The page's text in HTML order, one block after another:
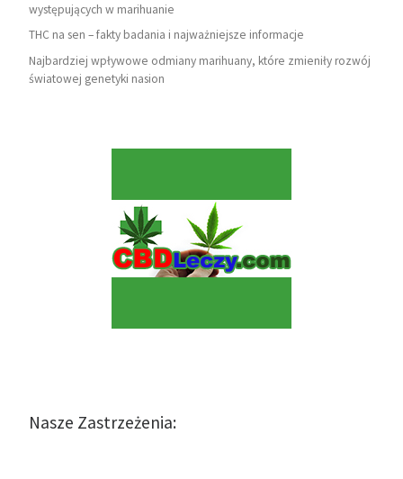
występujących w marihuanie
THC na sen – fakty badania i najważniejsze informacje
Najbardziej wpływowe odmiany marihuany, które zmieniły rozwój
światowej genetyki nasion
Nasze Zastrzeżenia: